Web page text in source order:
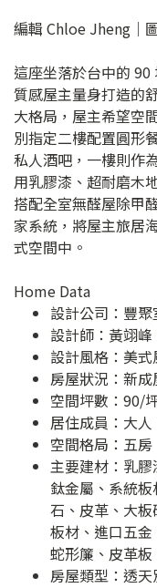
編輯 Chloe Jheng｜
這座坐落於台中的
質感屋主量身打造的
大格局，屋主希望空
別指定二樓配置圓形
私人酒吧，一樓則作
用乳膠漆、超耐磨木
搭配全室無醛屋除甲
家系統，將屋主旅居
式空間中。
Home Data
設計公司： 豐
設計師：黃翊
設計風格：美式
房屋狀況：新
空間坪數：90/
居住成員：大人
空間格局：五房
主要建材：乳
鈦金屬、系統
石、皮革、大
板材、進口五金
蛇形簾、皮革板
房屋類型：透天